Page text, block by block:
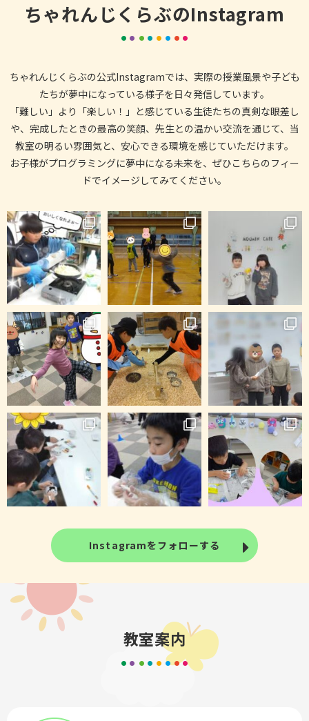
ちゃれんじくらぶのInstagram
ちゃれんじくらぶの公式Instagramでは、実際の授業風景や子ども
たちが夢中になっている様子を日々発信しています。
「難しい」より「楽しい！」と感じている生徒たちの真剣な眼差し
や、完成したときの最高の笑顔、先生との温かい交流を通じて、当
教室の明るい雰囲気と、安心できる環境を感じていただけます。
お子様がプログラミングに夢中になる未来を、ぜひこちらのフィー
ドでイメージしてみてください。
Instagramをフォローする
教室案内